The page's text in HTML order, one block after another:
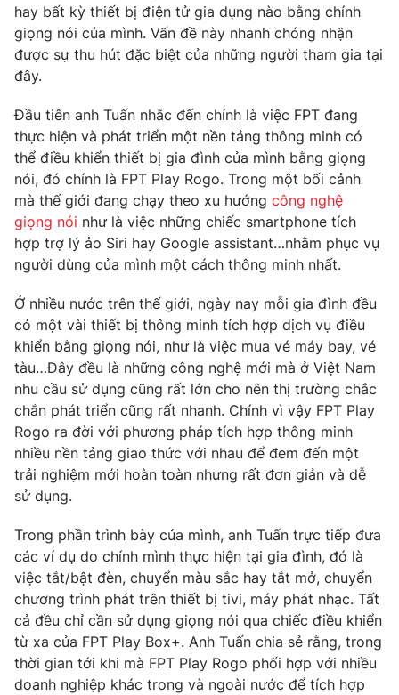
Hậu trường
Nhân vật
Khán giả
Giải sao mai
Điện ảnh
Âm nhạc
Đời sống
Du lịch
Làm đẹp
Chất lượng cuộc sống
Tuyển sinh
Học trực tuyến
Công nghệ
Hitech Công nghệ tương lai
Sản phẩm
Thị trường
Giao lưu trực tuyến
Lịch phát sóng
Chuyên mục khác
Emagazine Podcast
Photo Infographic
Video Shorts video
VTV Money
VTV Sức khoẻ Bất động sản
Thị trường 24h Tấm lòng Việt
VTV4 Vươn mình bằng AI
hay bất kỳ thiết bị điện tử gia dụng nào bằng chính
giọng nói của mình. Vấn đề này nhanh chóng nhận
được sự thu hút đặc biệt của những người tham gia tại
đây.
Đầu tiên anh Tuấn nhắc đến chính là việc FPT đang
thực hiện và phát triển một nền tảng thông minh có
thể điều khiển thiết bị gia đình của mình bằng giọng
nói, đó chính là FPT Play Rogo. Trong một bối cảnh
mà thế giới đang chạy theo xu hướng công nghệ
giọng nói như là việc những chiếc smartphone tích
hợp trợ lý ảo Siri hay Google assistant…nhằm phục vụ
người dùng của mình một cách thông minh nhất.
Ở nhiều nước trên thế giới, ngày nay mỗi gia đình đều
có một vài thiết bị thông minh tích hợp dịch vụ điều
khiển bằng giọng nói, như là việc mua vé máy bay, vé
tàu…Đây đều là những công nghệ mới mà ở Việt Nam
nhu cầu sử dụng cũng rất lớn cho nên thị trường chắc
chắn phát triển cũng rất nhanh. Chính vì vậy FPT Play
Rogo ra đời với phương pháp tích hợp thông minh
nhiều nền tảng giao thức với nhau để đem đến một
trải nghiệm mới hoàn toàn nhưng rất đơn giản và dễ
sử dụng.
Trong phần trình bày của mình, anh Tuấn trực tiếp đưa
các ví dụ do chính mình thực hiện tại gia đình, đó là
việc tắt/bật đèn, chuyển màu sắc hay tắt mở, chuyển
chương trình phát trên thiết bị tivi, máy phát nhạc. Tất
cả đều chỉ cần sử dụng giọng nói qua chiếc điều khiển
từ xa của FPT Play Box+. Anh Tuấn chia sẻ rằng, trong
thời gian tới khi mà FPT Play Rogo phối hợp với nhiều
doanh nghiệp khác trong và ngoài nước để tích hợp